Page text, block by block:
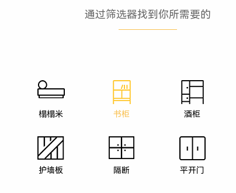
通过筛选器找到你所需要的
榻榻米 书柜 酒柜
护墙板 隔断 平开门